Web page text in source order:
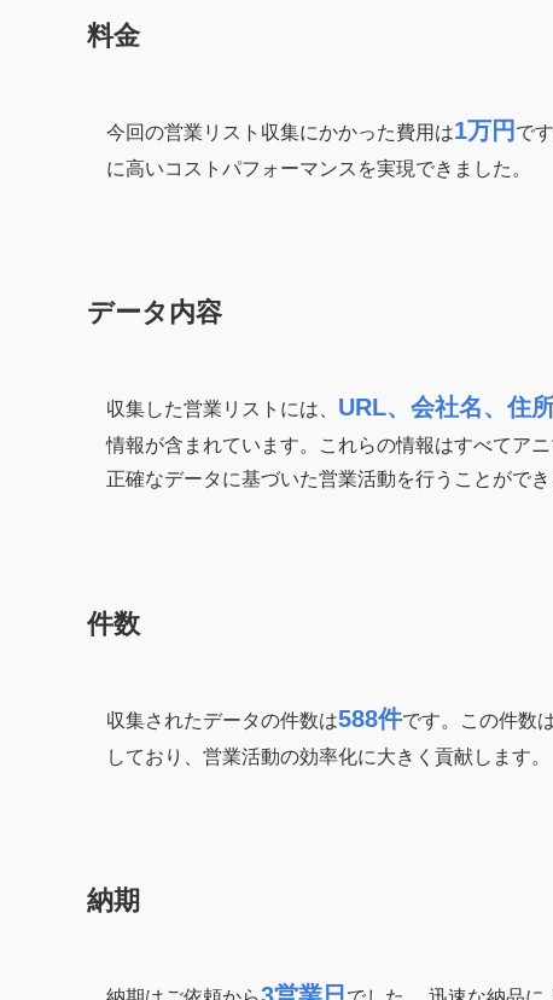
料金
今回の営業リスト収集にかかった費用は1万円 で
に高いコストパフォーマンスを実現できました。
データ内容
収集した営業リストには、 URL、会社名、住
情報が含まれています。これらの情報はすべてア
正確なデータに基づいた営業活動を行うことができ
件数
収集されたデータの件数は588件です。この件数
しており、営業活動の効率化に大きく貢献します。
納期